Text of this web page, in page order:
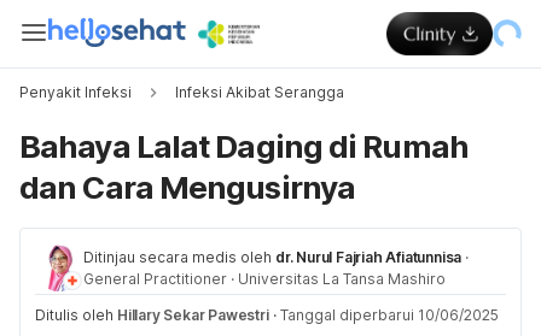
Penyakit Infeksi Infeksi Akibat Serangga
Bahaya Lalat Daging di Rumah
dan Cara Mengusirnya
Ditinjau secara medis oleh dr. Nurul Fajriah Afiatunnisa ·
General Practitioner · Universitas La Tansa Mashiro
Ditulis oleh Hillary Sekar Pawestri · Tanggal diperbarui 10/06/2025